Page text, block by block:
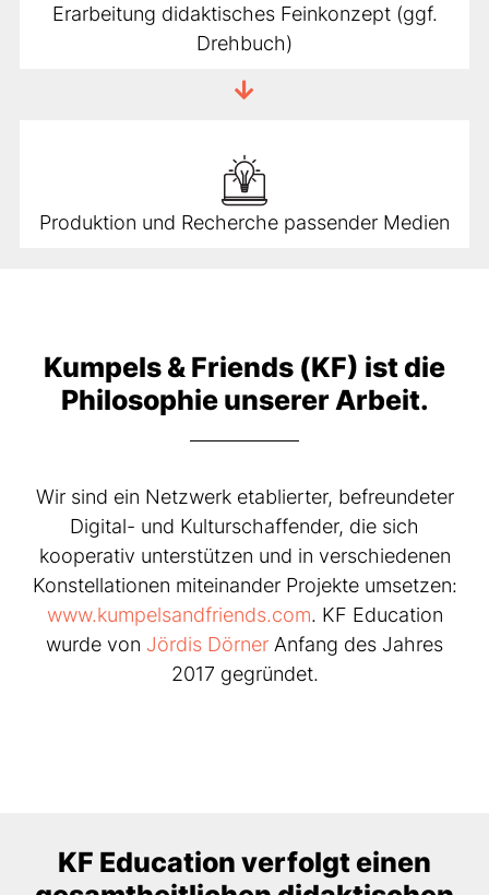
Erarbeitung didaktisches Feinkonzept (ggf.
Drehbuch)
Produktion und Recherche passender Medien
Kumpels & Friends (KF) ist die
Philosophie unserer Arbeit.
Wir sind ein Netzwerk etablierter, befreundeter
Digital- und Kulturschaffender, die sich
kooperativ unterstützen und in verschiedenen
Konstellationen miteinander Projekte umsetzen:
www.kumpelsandfriends.com. KF Education
wurde von Jördis Dörner Anfang des Jahres
2017 gegründet.
KF Education verfolgt einen